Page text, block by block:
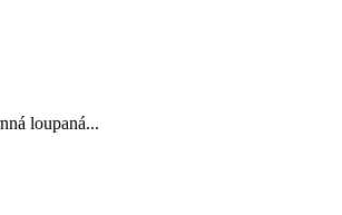
loupaná...